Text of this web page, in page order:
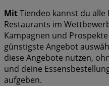
MitTiendeo kannst du alle
Restaurants im
Kampagnen und
günstigste Angebot
diese Angebote nutzen,
und deine
aufgeben.